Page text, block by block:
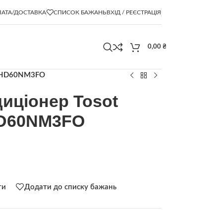
ДОСТАВКА СПИСОК БАЖАНЬВХІД / РЕЄСТРАЦІЯ
0,00 ₴
Tosot
Додати до списку бажань